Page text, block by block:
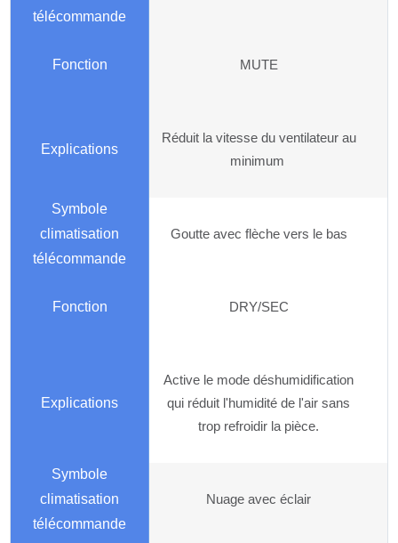
MUTE
Réduit la vitesse du ventilateur au
minimum
Goutte avec flèche vers le bas
DRY/SEC
Active le mode déshumidification
qui réduit l'humidité de l'air sans
trop refroidir la pièce.
Nuage avec éclair